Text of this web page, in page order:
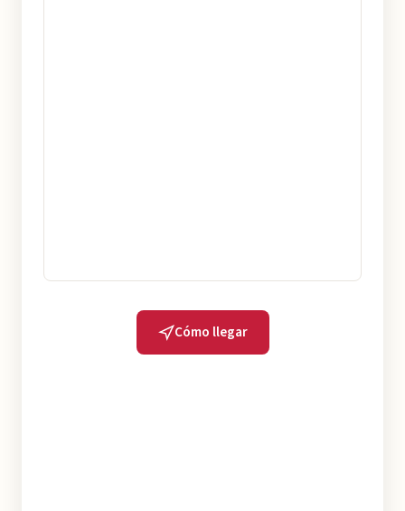
Cómo llegar